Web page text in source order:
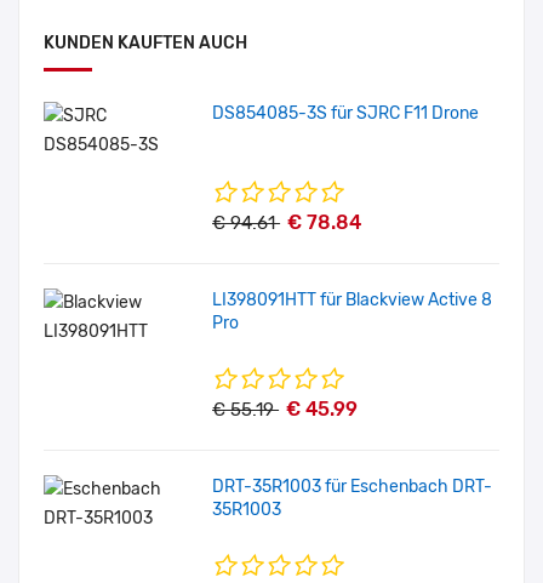
KUNDEN KAUFTEN AUCH
DS854085-3S für SJRC F11 Drone
€ 94.61 € 78.84
LI398091HTT für Blackview Active 8
Pro
€ 55.19 € 45.99
DRT-35R1003 für Eschenbach DRT-
35R1003